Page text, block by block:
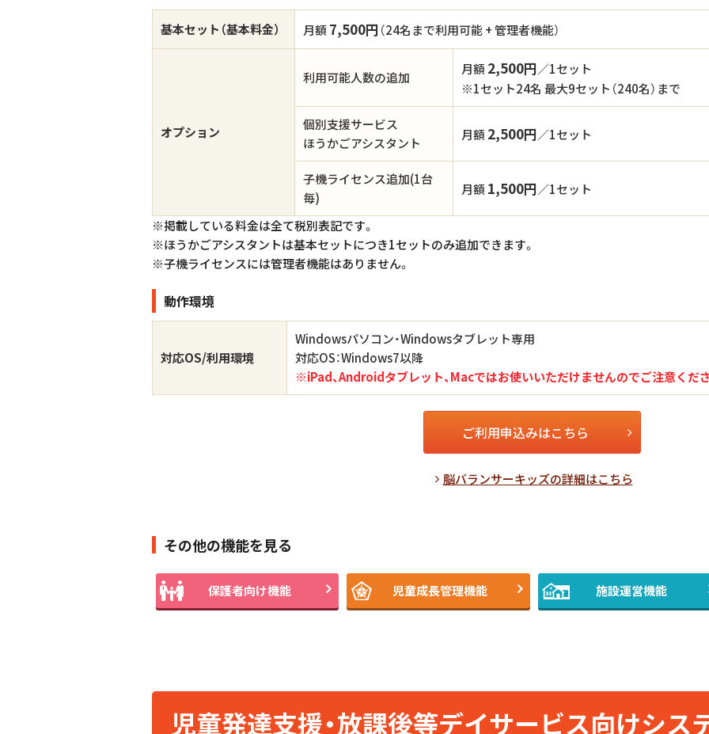
基本セット（基本料金） 月額 7,500円 （24名まで利用可能 + 管理者機能）
オプション
利用可能人数の追加
月額 2,500円／1セット
※1セット24名 最大9セット（240名）まで
個別支援サービス
ほうかごアシスタント
月額 2,500円／1セット
子機ライセンス追加(1台
毎)
月額 1,500円／1セット
※掲載している料金は全て税別表記です。
※ほうかごアシスタントは基本セットにつき1セットのみ追加できます。
※子機ライセンスには管理者機能はありません。
動作環境
対応OS/利用環境
Windowsパソコン・Windowsタブレット専用
対応OS：Windows7以降
※iPad、Androidタブレット、Macではお使いいただけませんのでご注意くだ
ご利用申込みはこちら
脳バランサーキッズの詳細はこちら
その他の機能を見る
保護者向け機能 児童成長管理機能 施設運営機能
児童発達支援・放課後等デイサービス向けシス